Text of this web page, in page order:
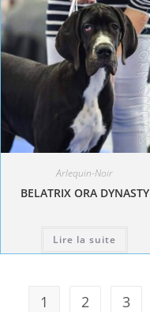
Arlequin-Noir
BELATRIX ORA DYNASTY
Lire la suite
1 2 3